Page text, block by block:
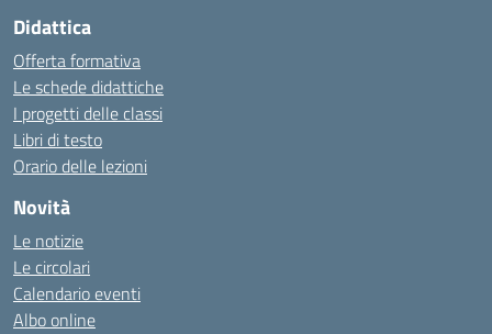
Didattica
Offerta formativa
Le schede didattiche
I progetti delle classi
Libri di testo
Orario delle lezioni
Novità
Le notizie
Le circolari
Calendario eventi
Albo online